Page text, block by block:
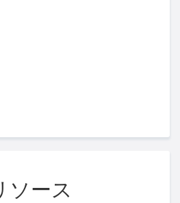
ソース